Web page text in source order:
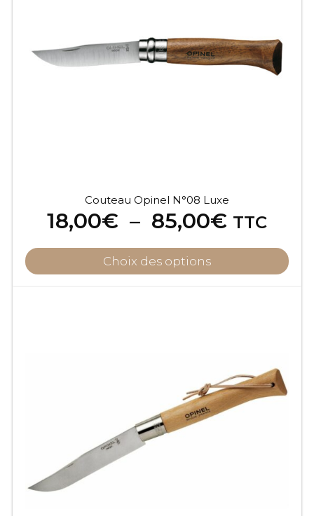
Couteau Opinel N°08 Luxe
18,00€ – 85,00€Plage
prix :
18,00€
TTC
Choix des options
peuvent